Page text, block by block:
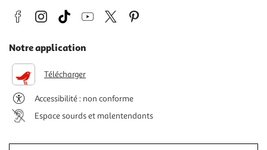
Notre application
Télécharger
Accessibilité : non conforme
Espace sourds et malentendants